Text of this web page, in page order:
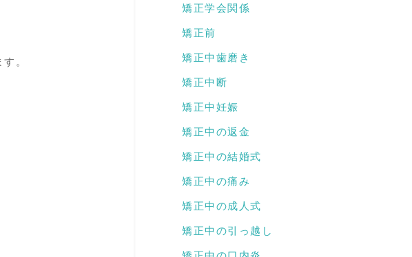
。
矯正学会関係
矯正前
矯正中歯磨き
矯正中断
矯正中妊娠
矯正中の返金
矯正中の結婚式
矯正中の痛み
矯正中の成人式
矯正中の引っ越し